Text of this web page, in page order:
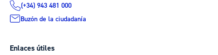
(+34) 943 481 000
Buzón de la ciudadanía
Enlaces útiles